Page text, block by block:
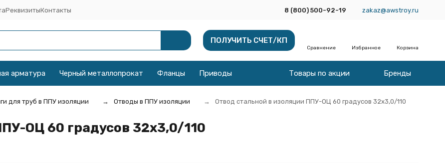
РеквизитыКонтакты 8 (800) 500-92-19 zakaz@awstroy.ru
ПОЛУЧИТЬ СЧЕТ/КП
Сравнение Избранное Корзина
арматура Черный металлопрокат Фланцы Приводы Товары по акции Бренды
для труб в ППУ изоляции Отводы в ППУ изоляции Отвод стальной в изоляции ППУ-ОЦ 60 градусов 32х3,0/110
ОЦ 60 градусов 32х3,0/110